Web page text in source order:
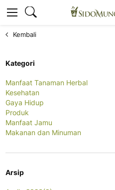
Kembali
Kategori
Manfaat Tanaman Herbal
Kesehatan
Gaya Hidup
Produk
Manfaat Jamu
Makanan dan Minuman
Arsip